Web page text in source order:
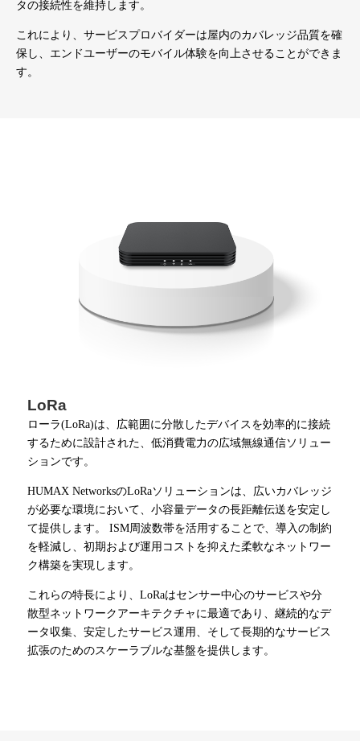
タの接続性を維持します。
これにより、サービスプロバイダーは屋内のカバレッジ品質を確
保し、エンドユーザーのモバイル体験を向上させることができま
す。
LoRa
ローラ(LoRa)は、広範囲に分散したデバイスを効率的に接続
するために設計された、低消費電力の広域無線通信ソリュー
ションです。
HUMAX NetworksのLoRaソリューションは、広いカバレッジ
が必要な環境において、小容量データの長距離伝送を安定し
て提供します。 ISM周波数帯を活用することで、導入の制約
を軽減し、初期および運用コストを抑えた柔軟なネットワー
ク構築を実現します。
これらの特長により、LoRaはセンサー中心のサービスや分
散型ネットワークアーキテクチャに最適であり、継続的なデ
ータ収集、安定したサービス運用、そして長期的なサービス
拡張のためのスケーラブルな基盤を提供します。